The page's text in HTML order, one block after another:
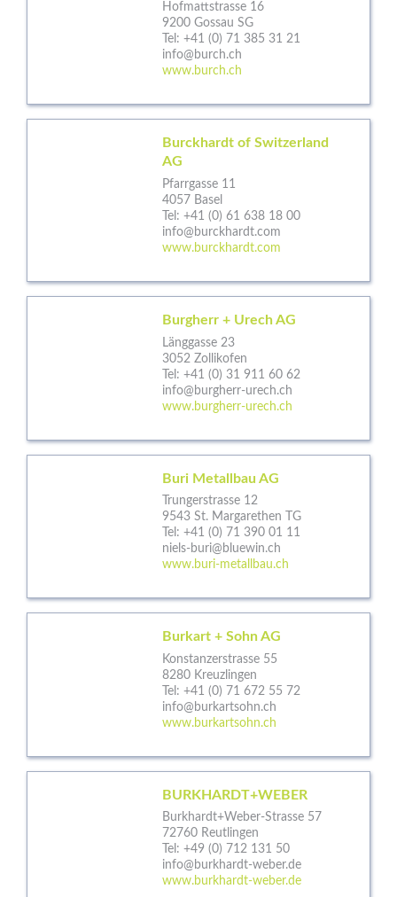
Hofmattstrasse 16
9200 Gossau SG
Tel: +41 (0) 71 385 31 21
info@burch.ch
www.burch.ch
Burckhardt of Switzerland
AG
Pfarrgasse 11
4057 Basel
Tel: +41 (0) 61 638 18 00
info@burckhardt.com
www.burckhardt.com
Burgherr + Urech AG
Länggasse 23
3052 Zollikofen
Tel: +41 (0) 31 911 60 62
info@burgherr-urech.ch
www.burgherr-urech.ch
Buri Metallbau AG
Trungerstrasse 12
9543 St. Margarethen TG
Tel: +41 (0) 71 390 01 11
niels-buri@bluewin.ch
www.buri-metallbau.ch
Burkart + Sohn AG
Konstanzerstrasse 55
8280 Kreuzlingen
Tel: +41 (0) 71 672 55 72
info@burkartsohn.ch
www.burkartsohn.ch
BURKHARDT+WEBER
Burkhardt+Weber-Strasse 57
72760 Reutlingen
Tel: +49 (0) 712 131 50
info@burkhardt-weber.de
www.burkhardt-weber.de